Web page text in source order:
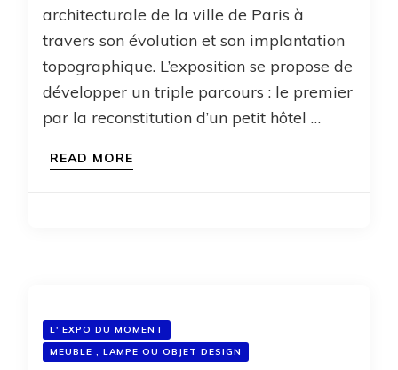
architecturale de la ville de Paris à
travers son évolution et son implantation
topographique. L’exposition se propose de
développer un triple parcours : le premier
par la reconstitution d’un petit hôtel …
READ MORE
L' EXPO DU MOMENT
MEUBLE , LAMPE OU OBJET DESIGN